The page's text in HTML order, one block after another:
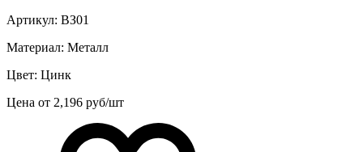
Артикул: ВЗ01
Материал: Металл
Цвет: Цинк
Цена от 2,196 руб/шт